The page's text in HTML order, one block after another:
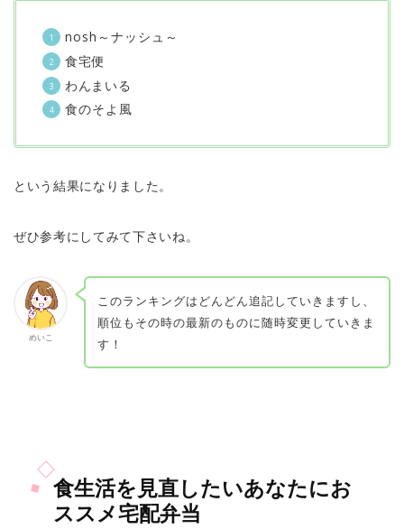
nosh～ナッシュ～
食宅便
わんまいる
食のそよ風
という結果になりました。
ぜひ参考にしてみて下さいね。
めいこ
このランキングはどんどん追記していきますし、
順位もその時の最新のものに随時変更していきま
す！
食生活を見直したいあなたにお
ススメ宅配弁当